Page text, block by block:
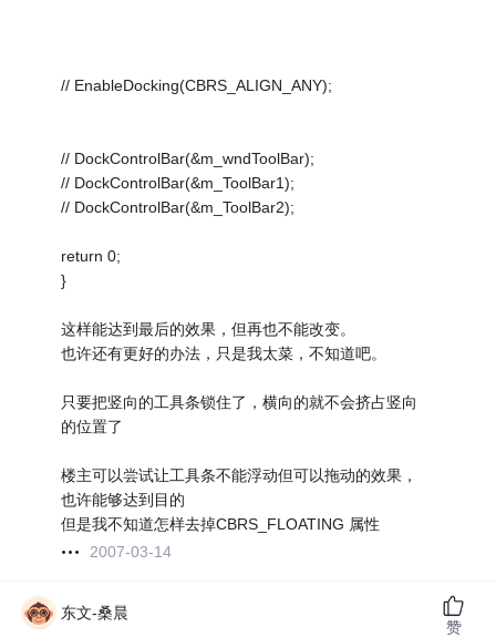
// EnableDocking(CBRS_ALIGN_ANY);
// DockControlBar(&m_wndToolBar);
// DockControlBar(&m_ToolBar1);
// DockControlBar(&m_ToolBar2);
return 0;
}
这样能达到最后的效果，但再也不能改变。
也许还有更好的办法，只是我太菜，不知道吧。
只要把竖向的工具条锁住了，横向的就不会挤占竖向
的位置了
楼主可以尝试让工具条不能浮动但可以拖动的效果，
也许能够达到目的
但是我不知道怎样去掉CBRS_FLOATING 属性
2007-03-14
东文-桑晨
赞